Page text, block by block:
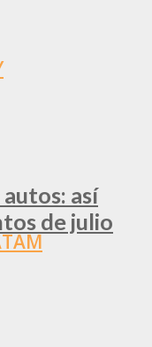
así
de julio